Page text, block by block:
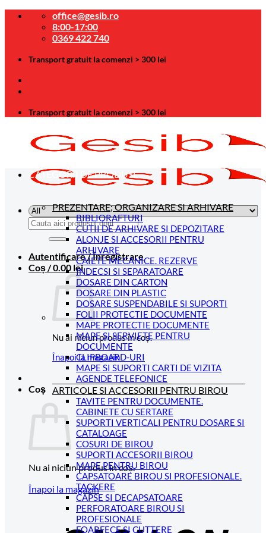
Skip
office@gesib.ro
8:00-17:00
0369 422 740
Transport gratuit la comenzi > 300 lei
Transport gratuit la comenzi > 300 lei
Caută
după:
Autentificare / Înregistrare
Coș /0.00 lei
Nu ai niciun produs în coș.
Înapoi la magazin
Coș
Nu ai niciun produs în coș.
Înapoi la magazin
CATEGORII DE PRODUSE
PREZENTARE; ORGANIZARE SI ARHIVARE
BIBLIORAFTURI
CUTII DE ARHIVARE SI DEPOZITARE
ALONJE SI ACCESORII PENTRU
ARHIVARE
CAIETE MECANICE. REZERVE
INDECSI SI SEPARATOARE
DOSARE DIN CARTON
DOSARE DIN PLASTIC
DOSARE SUSPENDABILE SI SUPORTI
FOLII PROTECTIE DOCUMENTE
MAPE PROTECTIE DOCUMENTE
MAPE SI SERVIETE PENTRU
DOCUMENTE
CLIPBOARD-URI
MAPE SI SUPORTI CARTI DE VIZITA
AGENDE TELEFONICE
ARTICOLE SI ACCESORII PENTRU BIROU
TAVITE PENTRU DOCUMENTE.
CABINETE CU SERTARE
SUPORTI VERTICALI PENTRU DOSARE SI
CATALOAGE
COSURI DE BIROU
SUPORTI ACCESORII BIROU
MAPE PENTRU BIROU
CAPSATOARE BIROU SI PROFESIONALE.
TACKERE
CAPSE SI DECAPSATOARE
PERFORATOARE BIROU SI
PROFESIONALE
FOARFECE SI CUTTERE